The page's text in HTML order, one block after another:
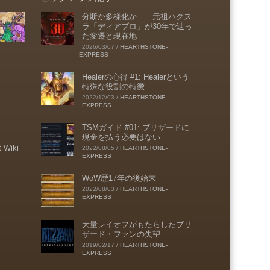
Wiki
分断か多様化か――元祖ハクス
ラ「ディアブロ」が30年で辿っ
た変遷と現在地
2026/03/07 / HEARTHSTONE-
EXPRESS
Healerの心得 #1: Healerという
特殊な役割の特徴
2022/12/03 / HEARTHSTONE-
EXPRESS
TSMガイド #01: ブリザードに
現金を払う必要はない
2022/08/05 / HEARTHSTONE-
EXPRESS
WoW歴17年の後始末
2022/08/03 / HEARTHSTONE-
EXPRESS
大量レイオフがもたらしたブリ
ザード・ファンの失望
2019/02/17 / HEARTHSTONE-
EXPRESS